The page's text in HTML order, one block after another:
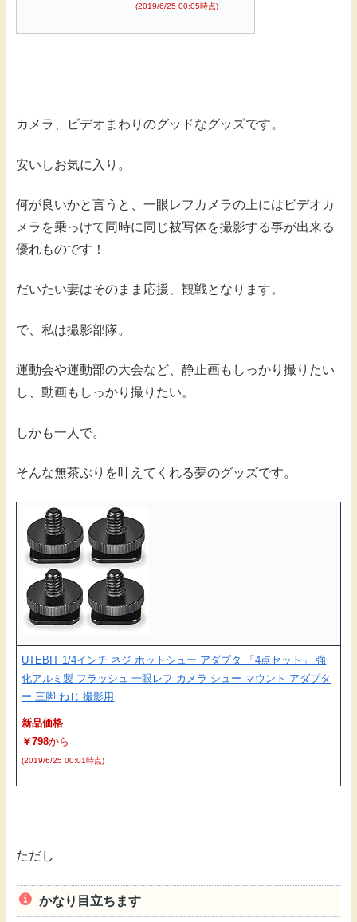
(2019/6/25 00:05時点)
カメラ、ビデオまわりのグッドなグッズです。
安いしお気に入り。
何が良いかと言うと、一眼レフカメラの上にはビデオカ
メラを乗っけて同時に同じ被写体を撮影する事が出来る
優れものです！
だいたい妻はそのまま応援、観戦となります。
で、私は撮影部隊。
運動会や運動部の大会など、静止画もしっかり撮りたい
し、動画もしっかり撮りたい。
しかも一人で。
そんな無茶ぶりを叶えてくれる夢のグッズです。
UTEBIT 1/4インチ ネジ ホットシュー アダプタ 「4点セット」 強
化アルミ製 フラッシュ 一眼レフ カメラ シュー マウント アダプタ
ー 三脚 ねじ 撮影用
新品価格
￥798から
(2019/6/25 00:01時点)
ただし
かなり目立ちます